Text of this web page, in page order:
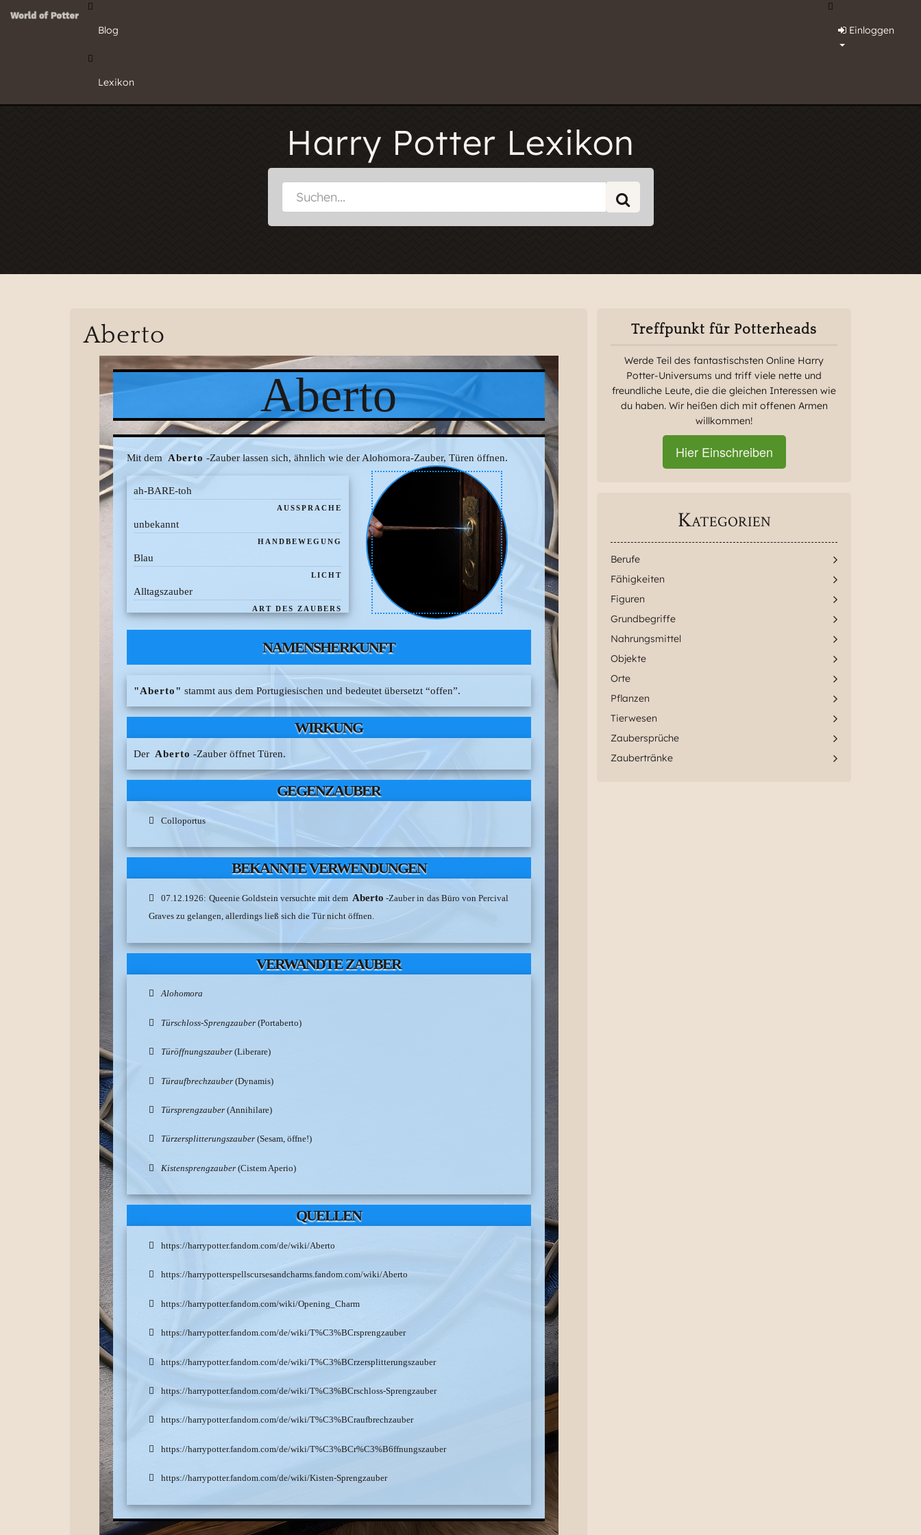
Blog
Lexikon
Einloggen
Harry Potter Lexikon
Aberto
Aberto
Mit dem Aberto -Zauber lassen sich, ähnlich wie der Alohomora-Zauber, Türen öffnen.
ah-BARE-toh
AUSSPRACHE
unbekannt
HANDBEWEGUNG
Blau
LICHT
Alltagszauber
ART DES ZAUBERS
NAMENSHERKUNFT
"Aberto" stammt aus dem Portugiesischen und bedeutet übersetzt “offen”.
WIRKUNG
Der Aberto -Zauber öffnet Türen.
GEGENZAUBER
Colloportus
BEKANNTE VERWENDUNGEN
07.12.1926: Queenie Goldstein versuchte mit demAberto -Zauber in das Büro von Percival
Graves zu gelangen, allerdings ließ sich die Tür nicht öffnen.
VERWANDTE ZAUBER
Alohomora
Türschloss-Sprengzauber (Portaberto)
Türöffnungszauber (Liberare)
Türaufbrechzauber (Dynamis)
Türsprengzauber (Annihilare)
Türzersplitterungszauber (Sesam, öffne!)
Kistensprengzauber (Cistem Aperio)
QUELLEN
https://harrypotter.fandom.com/de/wiki/Aberto
https://harrypotterspellscursesandcharms.fandom.com/wiki/Aberto
https://harrypotter.fandom.com/wiki/Opening_Charm
https://harrypotter.fandom.com/de/wiki/T%C3%BCrsprengzauber
https://harrypotter.fandom.com/de/wiki/T%C3%BCrzersplitterungszauber
https://harrypotter.fandom.com/de/wiki/T%C3%BCrschloss-Sprengzauber
https://harrypotter.fandom.com/de/wiki/T%C3%BCraufbrechzauber
https://harrypotter.fandom.com/de/wiki/T%C3%BCr%C3%B6ffnungszauber
https://harrypotter.fandom.com/de/wiki/Kisten-Sprengzauber
Treffpunkt für Potterheads
Werde Teil des fantastischsten Online Harry
Potter-Universums und triff viele nette und
freundliche Leute, die die gleichen Interessen wie
du haben. Wir heißen dich mit offenen Armen
willkommen!
Hier Einschreiben
Kategorien
Berufe
Fähigkeiten
Figuren
Grundbegriffe
Nahrungsmittel
Objekte
Orte
Pflanzen
Tierwesen
Zaubersprüche
Zaubertränke